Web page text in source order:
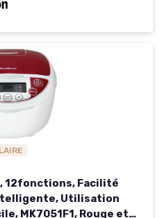
12fonctions, Facilité
Utilisation
MK7051F1, Rouge et